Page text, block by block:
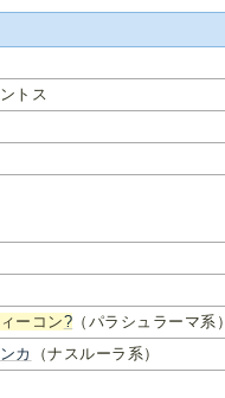
トス
ーコン? （パラシュラーマ系）
カ
（ナスルーラ系）